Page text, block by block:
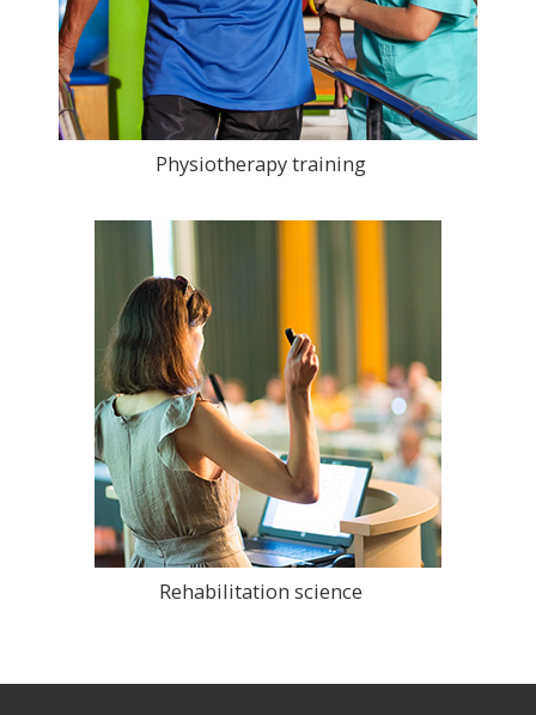
Physiotherapy training
Rehabilitation science